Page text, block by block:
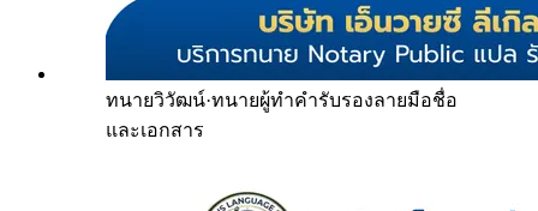
ทนายวิวัฒน์·ทนายผู้ทำคำรับรองลายมือชื่อ
และเอกสาร